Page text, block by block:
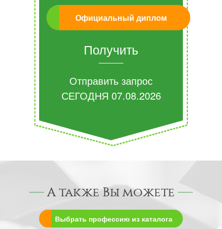
Официальный диплом
Получить
Отправить запрос
СЕГОДНЯ 07.08.2026
А также Вы можете
Выбрать профессию из каталога